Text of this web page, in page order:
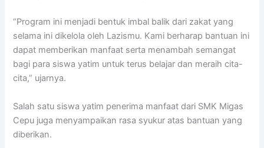
“Program ini menjadi bentuk imbal balik dari zakat yang
selama ini dikelola oleh Lazismu. Kami berharap bantuan ini
dapat memberikan manfaat serta menambah semangat
bagi para siswa yatim untuk terus belajar dan meraih cita-
cita,” ujarnya.
Salah satu siswa yatim penerima manfaat dari SMK Migas
Cepu juga menyampaikan rasa syukur atas bantuan yang
diberikan.